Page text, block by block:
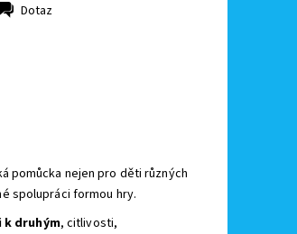
Dotaz
pomůcka nejen pro děti různých
spolupráci formou hry.
druhým, citlivosti,